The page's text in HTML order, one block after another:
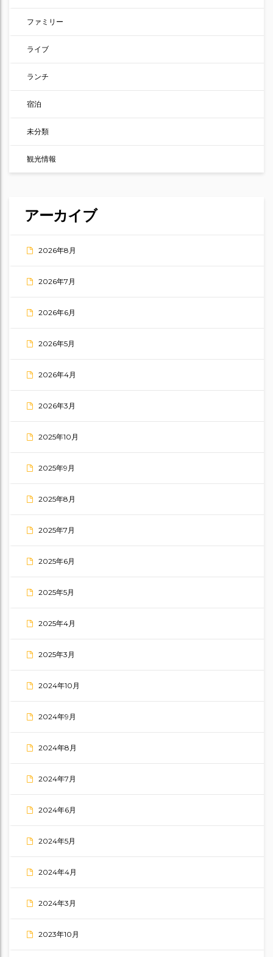
ファミリー
ライブ
ランチ
宿泊
未分類
観光情報
アーカイブ
2026年8月
2026年7月
2026年6月
2026年5月
2026年4月
2026年3月
2025年10月
2025年9月
2025年8月
2025年7月
2025年6月
2025年5月
2025年4月
2025年3月
2024年10月
2024年9月
2024年8月
2024年7月
2024年6月
2024年5月
2024年4月
2024年3月
2023年10月